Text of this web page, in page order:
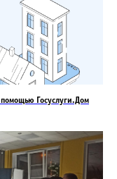
Госуслуги.Дом